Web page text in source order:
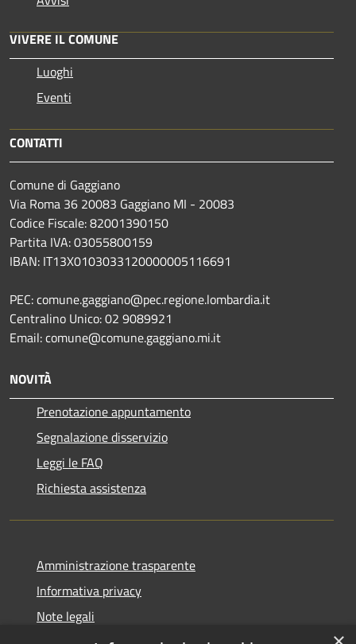
VIVERE IL COMUNE
Luoghi
Eventi
CONTATTI
Comune di Gaggiano
Via Roma 36 20083 Gaggiano MI - 20083
Codice Fiscale: 82001390150
Partita IVA: 03055800159
IBAN: IT13X0103033120000005116691
PEC: comune.gaggiano@pec.regione.lombardia.it
Centralino Unico: 02 9089921
Email: comune@comune.gaggiano.mi.it
NOVITÀ
Prenotazione appuntamento
Segnalazione disservizio
Leggi le FAQ
Richiesta assistenza
Amministrazione trasparente
Informativa privacy
Note legali